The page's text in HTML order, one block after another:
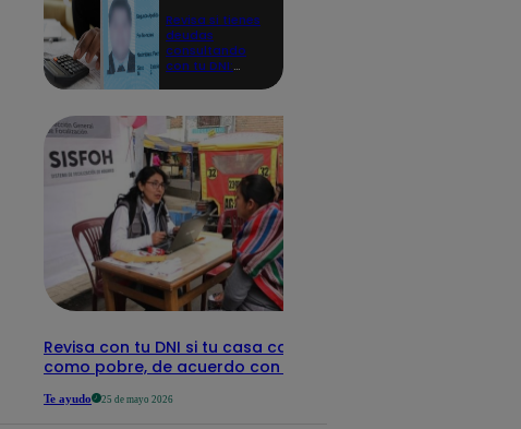
Revisa si tienes
deudas
consultando
con tu DNI:
detalles
Revisa con tu DNI si tu casa califica
como pobre, de acuerdo con el Sisfoh
Te ayudo 25 de mayo 2026